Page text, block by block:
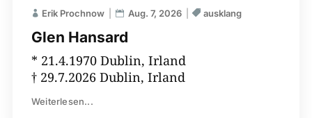
Glen Hansard
Erik Prochnow Aug. 7, 2026 ausklang
* 21.4.1970 Dublin, Irland
† 29.7.2026 Dublin, Irland
Weiterlesen...